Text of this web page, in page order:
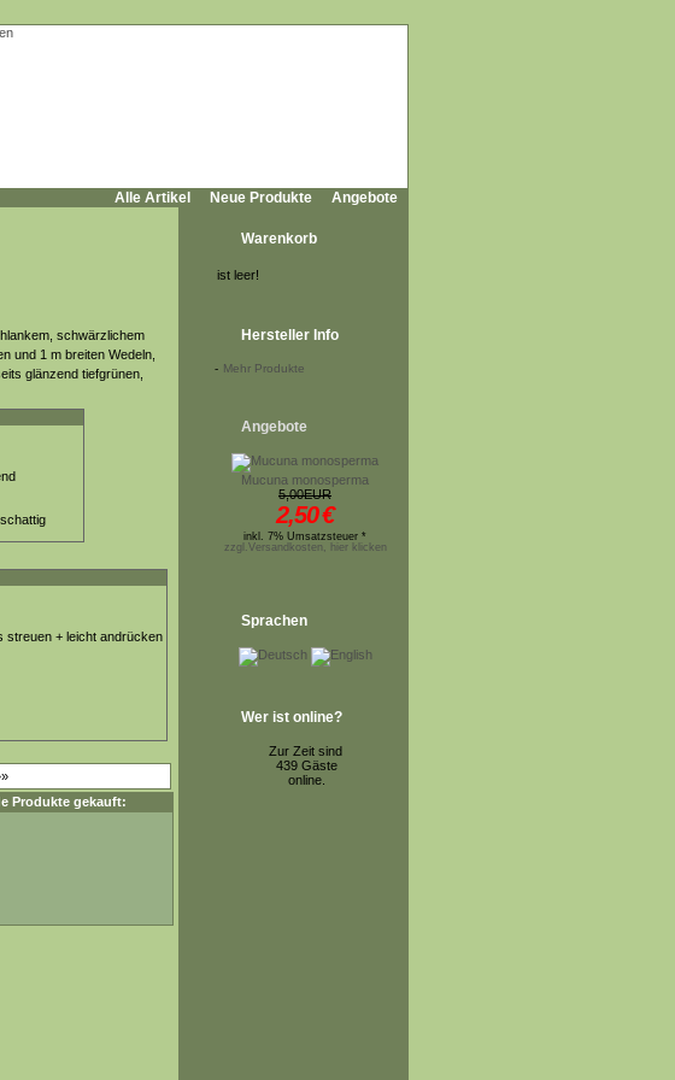
Alle Artikel Neue Produkte Angebote
schwärzlichem
und 1 m breiten Wedeln,
glänzend tiefgrünen,
streuen + leicht andrücken
Produkte gekauft:
Warenkorb
ist leer!
Hersteller Info
- Mehr Produkte
Angebote
Mucuna monosperma
5,00EUR
2,50€
inkl. 7% Umsatzsteuer *
zzgl.Versandkosten, hier klicken
Sprachen
Wer ist online?
Zur Zeit sind
439 Gäste
online.